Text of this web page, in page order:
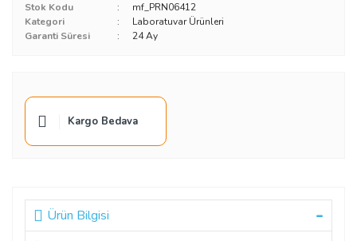
Stok Kodu
mf_PRN06412
Kategori
Laboratuvar Ürünleri
Garanti Süresi
24 Ay
Kargo Bedava
Ürün Bilgisi